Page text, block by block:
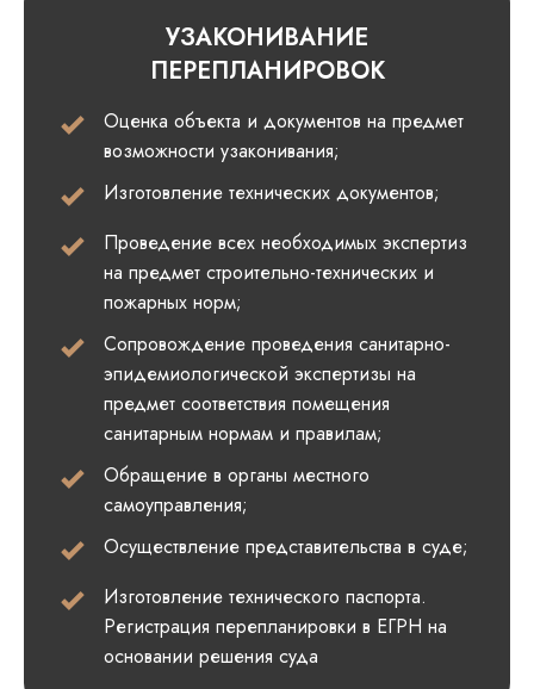
УЗАКОНИВАНИЕ
ПЕРЕПЛАНИРОВОК
Оценка объекта и документов на предмет
возможности узаконивания;
Изготовление технических документов;
Проведение всех необходимых экспертиз
на предмет строительно-технических и
пожарных норм;
Сопровождение проведения санитарно-
эпидемиологической экспертизы на
предмет соответствия помещения
санитарным нормам и правилам;
Обращение в органы местного
самоуправления;
Осуществление представительства в суде;
Изготовление технического паспорта.
Регистрация перепланировки в ЕГРН на
основании решения суда